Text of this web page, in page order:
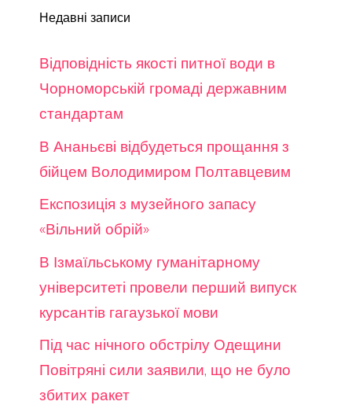
Недавні записи
Відповідність якості питної води в
Чорноморській громаді державним
стандартам
В Ананьєві відбудеться прощання з
бійцем Володимиром Полтавцевим
Експозиція з музейного запасу
«Вільний обрій»
В Ізмаїльському гуманітарному
університеті провели перший випуск
курсантів гагаузької мови
Під час нічного обстрілу Одещини
Повітряні сили заявили, що не було
збитих ракет